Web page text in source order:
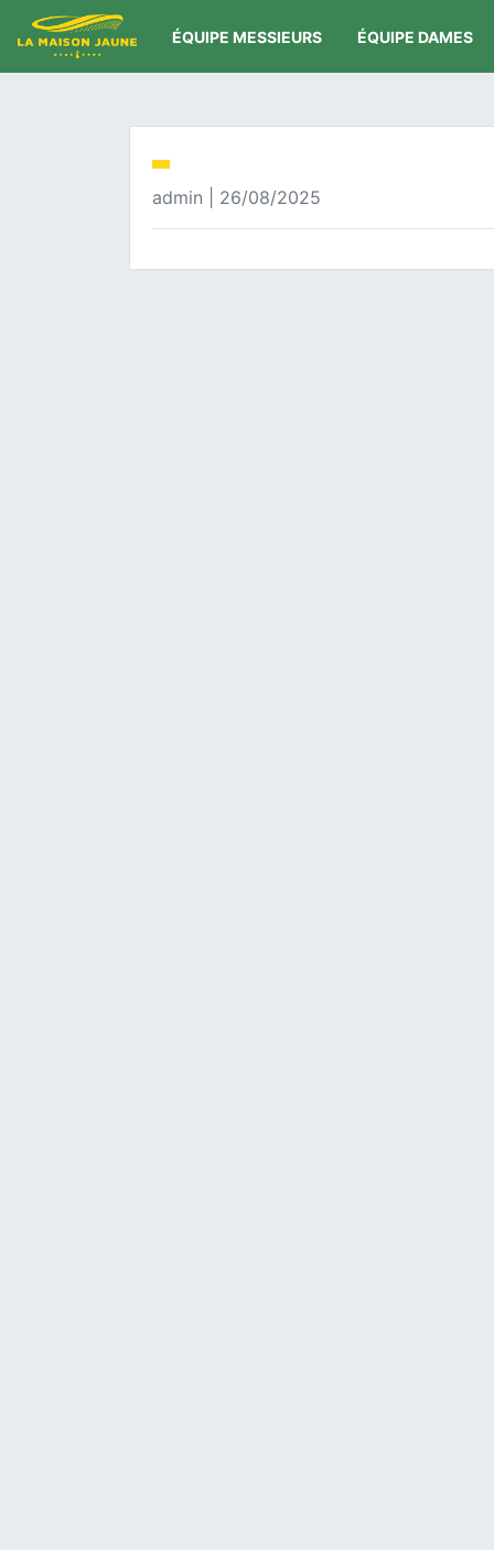
ÉQUIPE MESSIEURS ÉQUIPE DAMES
admin | 26/08/2025